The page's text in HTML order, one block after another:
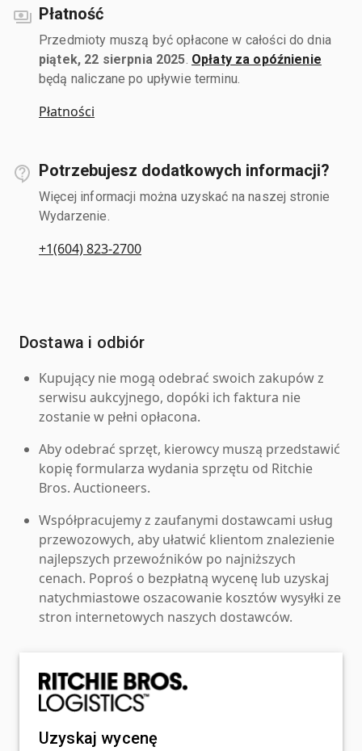
Płatność
Przedmioty muszą być opłacone w całości do dnia
piątek, 22 sierpnia 2025 Opłaty za opóźnienie
będą naliczane po upływie terminu.
Płatności
Potrzebujesz dodatkowych informacji?
Więcej informacji można uzyskać na naszej stronie
Wydarzenie.
+1(604) 823-2700
Dostawa i odbiór
Kupujący nie mogą odebrać swoich zakupów z
serwisu aukcyjnego, dopóki ich faktura nie
zostanie w pełni opłacona.
Aby odebrać sprzęt, kierowcy muszą przedstawić
kopię formularza wydania sprzętu od Ritchie
Bros. Auctioneers.
Współpracujemy z zaufanymi dostawcami usług
przewozowych, aby ułatwić klientom znalezienie
najlepszych przewoźników po najniższych
cenach. Poproś o bezpłatną wycenę lub uzyskaj
natychmiastowe oszacowanie kosztów wysyłki ze
stron internetowych naszych dostawców.
Uzyskaj wycenę